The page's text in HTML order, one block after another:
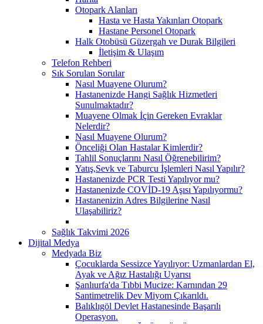
Otopark Alanları
Hasta ve Hasta Yakınları Otopark
Hastane Personel Otopark
Halk Otobüsü Güzergah ve Durak Bilgileri
İletişim & Ulaşım
Telefon Rehberi
Sık Sorulan Sorular
Nasıl Muayene Olurum?
Hastanenizde Hangi Sağlık Hizmetleri
Sunulmaktadır?
Muayene Olmak İçin Gereken Evraklar
Nelerdir?
Nasıl Muayene Olurum?
Önceliği Olan Hastalar Kimlerdir?
Tahlil Sonuçlarını Nasıl Öğrenebilirim?
Yatış,Sevk ve Taburcu İşlemleri Nasıl Yapılır?
Hastanenizde PCR Testi Yapılıyor mu?
Hastanenizde COVİD-19 Aşısı Yapılıyormu?
Hastanenizin Adres Bilgilerine Nasıl
Ulaşabiliriz?
Sağlık Takvimi 2026
Dijital Medya
Medyada Biz
Çocuklarda Sessizce Yayılıyor: Uzmanlardan El,
Ayak ve Ağız Hastalığı Uyarısı
Şanlıurfa'da Tıbbi Mucize: Karnından 29
Santimetrelik Dev Miyom Çıkarıldı.
Balıklıgöl Devlet Hastanesinde Başarılı
Operasyon.